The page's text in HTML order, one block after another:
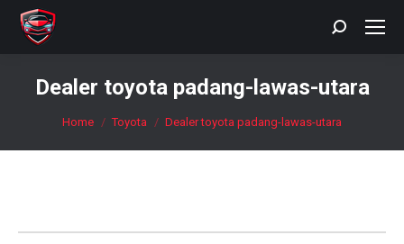
Search:
Dealer toyota padang-lawas-utara
You are here:
Home Toyota Dealer toyota padang-lawas-utara